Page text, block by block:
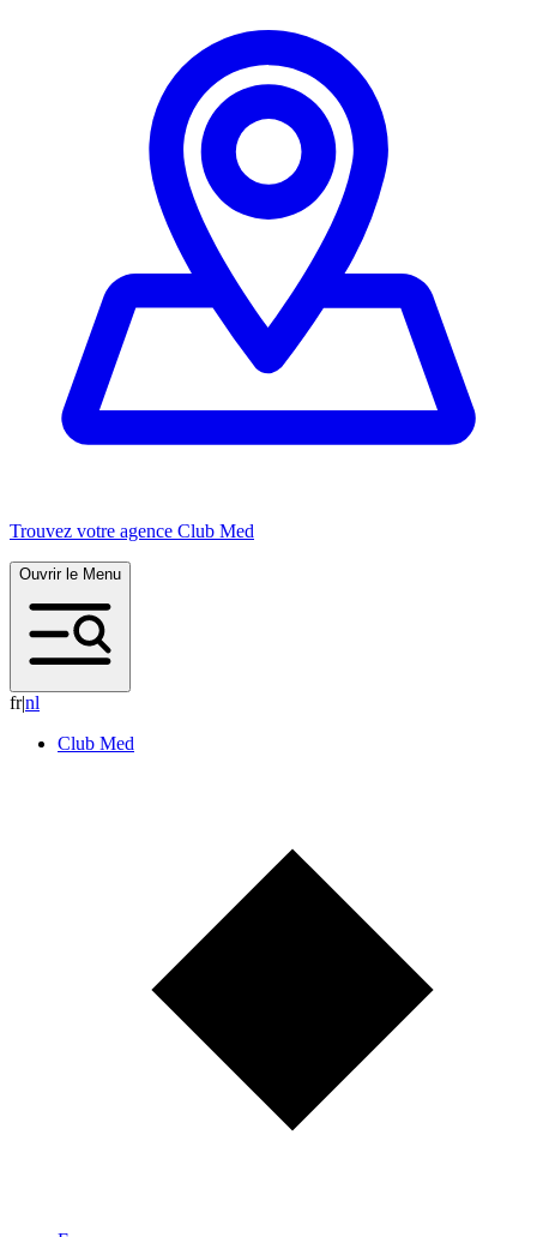
Trouvez votre agence Club Med
Ouvrir le Menu
fr|nl
Club Med